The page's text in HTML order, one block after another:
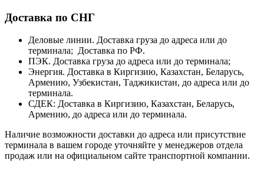
Доставка по СНГ
Деловые линии. Доставка груза до адреса или до
терминала; Доставка по РФ.
ПЭК. Доставка груза до адреса или до терминала;
Энергия. Доставка в Киргизию, Казахстан, Беларусь,
Армению, Узбекистан, Таджикистан, до адреса или до
терминала.
СДЕК: Доставка в Киргизию, Казахстан, Беларусь,
Армению, до адреса или до терминала.
Наличие возможности доставки до адреса или присутствие
терминала в вашем городе уточняйте у менеджеров отдела
продаж или на официальном сайте транспортной компании.